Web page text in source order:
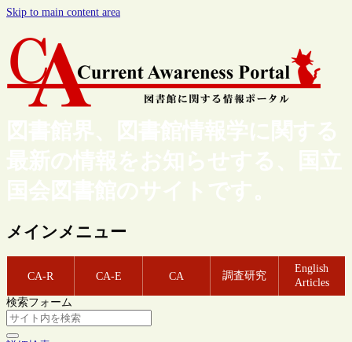
Skip to main content area
図書館界、図書館情報学に関する
最新の情報をお知らせする、国立
国会図書館のサイトです。
メインメニュー
CA-R CA-E CA 調査研究
English
Articles
検索フォーム